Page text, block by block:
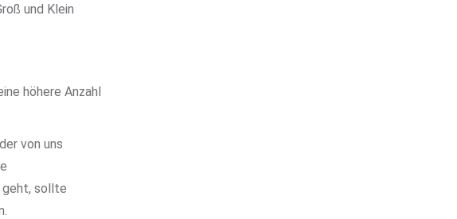
und Klein
höhere Anzahl
von uns
geht, sollte